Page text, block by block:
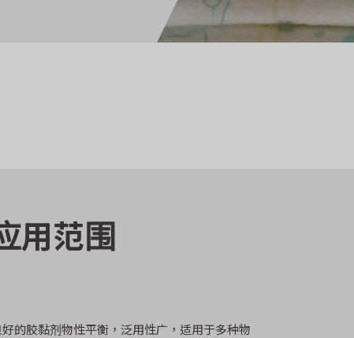
用范围
的胶黏剂物性平衡，泛用性广，适用于多种物